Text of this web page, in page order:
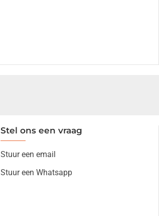
Stel ons een vraag
Stuur een email
Stuur een Whatsapp